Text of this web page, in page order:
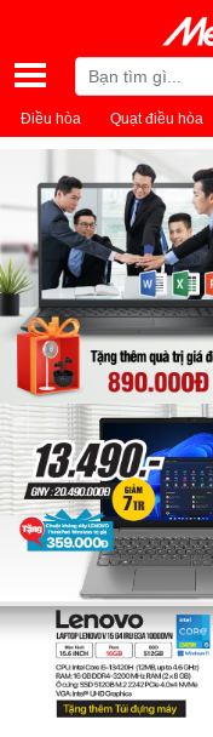
Điều hòa Quạt điều hòa